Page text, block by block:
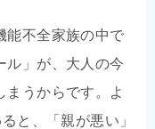
能不全家族の中で
ル」が、大人の今
まうからです。よ
と、「親が悪い」